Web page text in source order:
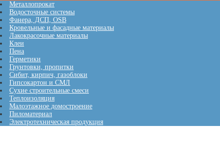
Металлопрокат
Водосточные системы
Фанера, ДСП, OSB
Кровельные и фасадные материалы
Лакокрасочные материалы
Клеи
Пена
Герметики
Грунтовки, пропитки
Сибит, кирпич, газоблоки
Гипсокартон и СМЛ
Сухие строительные смеси
Теплоизоляция
Малоэтажное домостроение
Пиломатериал
Электротехническая продукция